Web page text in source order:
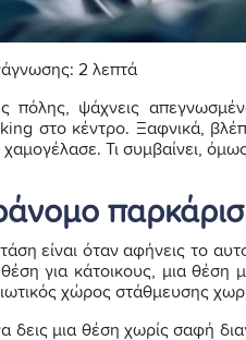
2 λεπτά
πόλης, ψάχνεις
στο κέντρο. Ξαφνικά,
χαμογέλασε. Τι συμβαίνει,
είναι όταν αφήνεις το
για κάτοικους, μια θέση
χώρος στάθμευσης
δεις μια θέση χωρίς σαφή